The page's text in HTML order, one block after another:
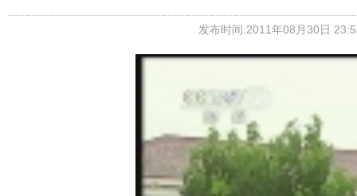
发布时间:2011年08月30日